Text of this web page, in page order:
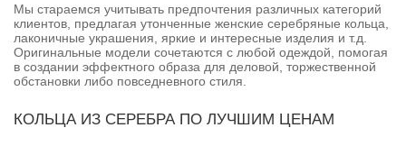
Мы стараемся учитывать предпочтения различных категорий
клиентов, предлагая утонченные женские серебряные кольца,
лаконичные украшения, яркие и интересные изделия и т.д.
Оригинальные модели сочетаются с любой одеждой, помогая
в создании эффектного образа для деловой, торжественной
обстановки либо повседневного стиля.
КОЛЬЦА ИЗ СЕРЕБРА ПО ЛУЧШИМ ЦЕНАМ